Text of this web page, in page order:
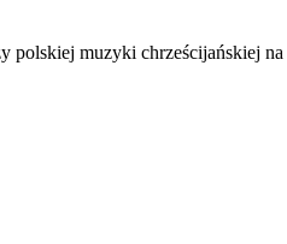
polskiej muzyki chrześcijańskiej na